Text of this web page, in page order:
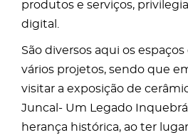
produtos e serviços,
digital.
São diversos aqui os
vários projetos, sendo que
visitar a exposição de
Juncal- Um Legado
herança histórica, ao ter